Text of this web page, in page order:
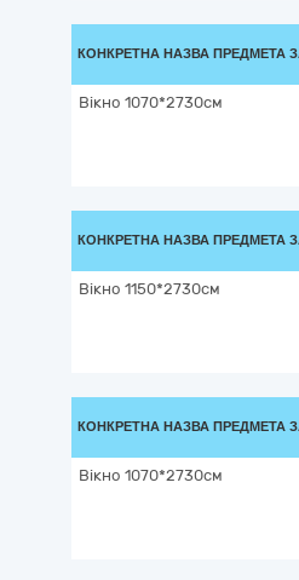
КОНКРЕТНА НАЗВА ПРЕДМЕТА
Вікно 1070*2730см
КОНКРЕТНА НАЗВА ПРЕДМЕТА
Вікно 1150*2730см
КОНКРЕТНА НАЗВА ПРЕДМЕТА
Вікно 1070*2730см